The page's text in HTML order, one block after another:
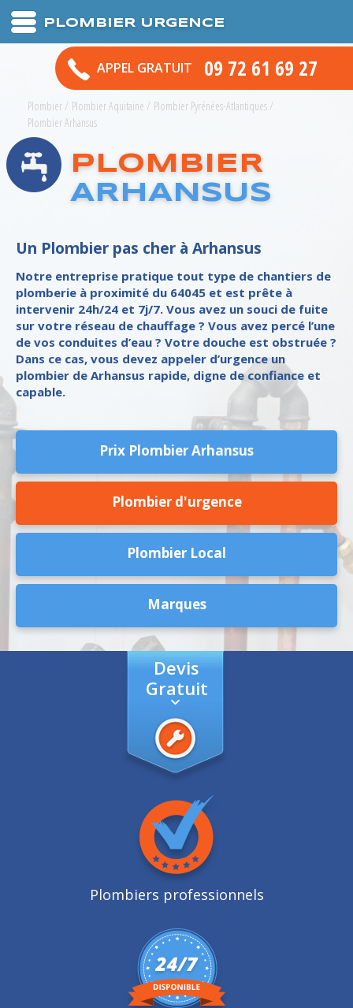
PLOMBIER URGENCE
APPEL GRATUIT 09 72 61 69 27
Plombier/ Plombier Aquitaine / Plombier Pyrénées-Atlantiques/
Plombier Arhansus
PLOMBIER
ARHANSUS
Un Plombier pas cher à Arhansus
Notre entreprise pratique tout type de chantiers de
plomberie à proximité du 64045 et est prête à
intervenir 24h/24 et 7j/7. Vous avez un souci de fuite
sur votre réseau de chauffage ? Vous avez percé l’une
de vos conduites d’eau ? Votre douche est obstruée ?
Dans ce cas, vous devez appeler d’urgence un
plombier de Arhansus rapide, digne de confiance et
capable.
Prix Plombier Arhansus
Plombier d'urgence
Plombier Local
Marques
Devis
Gratuit
Plombiers professionnels